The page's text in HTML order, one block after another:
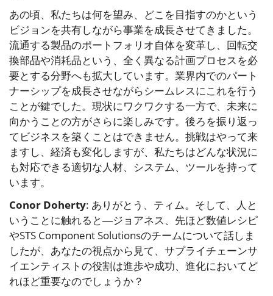
あの頃、私たちは何を望み、どこを目指すのかという
ビジョンを共有しながら事業を成長させてきました。
流通する製品のポートフォリオ自体を変革し、回転交
換部品や消耗品という、全く異なる計画プロセスを必
要とする分野へも拡大しています。業界内でのパート
ナーシップを成長させながらシームレスにこれを行う
ことが鍵でした。現状にワクワクする一方で、未来に
向かうことの方がさらに楽しみです。後ろを振り返っ
てビジネスを築くことはできません。挑戦はやって来
ますし、経済も変化しますが、私たちはどんな状況に
も対応できる適切な人材、システム、ツールを持って
います。
Conor Doherty: ありがとう、ティム。そして、人と
いうことに触れると―ジョアネス、先ほど数値レシピ
やSTS Component Solutionsのチームについて話しま
したが、あなたの視点から見て、サプライチェーンサ
イエンティストの役割は進歩や成功、進化においてど
れほど重要なのでしょうか？